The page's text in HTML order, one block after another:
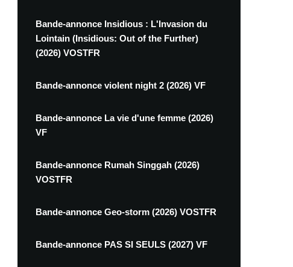
Bande-annonce Insidious : L'Invasion du
Lointain (Insidious: Out of the Further)
(2026) VOSTFR
Bande-annonce violent night 2 (2026) VF
Bande-annonce La vie d'une femme (2026)
VF
Bande-annonce Rumah Singgah (2026)
VOSTFR
Bande-annonce Geo-storm (2026) VOSTFR
Bande-annonce PAS SI SEULS (2027) VF